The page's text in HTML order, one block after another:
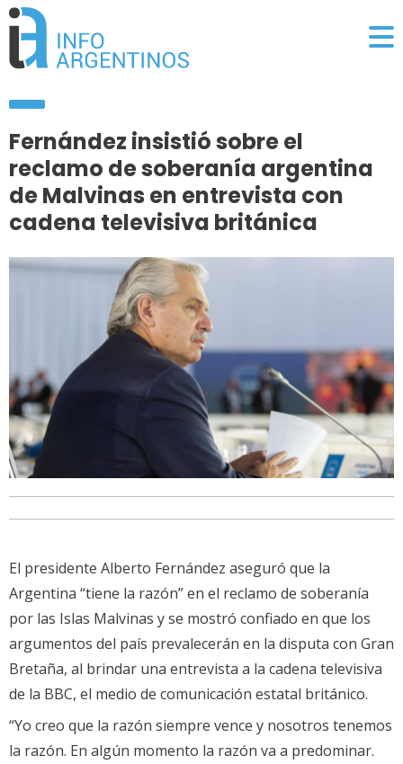
Fernández insistió sobre el
reclamo de soberanía argentina
de Malvinas en entrevista con
cadena televisiva británica
El presidente Alberto Fernández aseguró que la
Argentina “tiene la razón” en el reclamo de soberanía
por las Islas Malvinas y se mostró confiado en que los
argumentos del país prevalecerán en la disputa con Gran
Bretaña, al brindar una entrevista a la cadena televisiva
de la BBC, el medio de comunicación estatal británico.
“Yo creo que la razón siempre vence y nosotros tenemos
la razón. En algún momento la razón va a predominar.